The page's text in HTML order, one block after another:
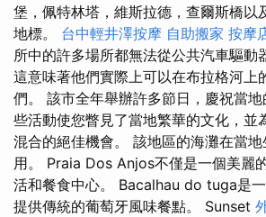
堡，佩特林塔，維斯拉德，查爾斯橋以
地標。 台中輕井澤按摩 自助搬家 按摩
所中的許多場所都無法從公共汽車驅動
這意味著他們實際上可以在布拉格河上
們。 該市全年舉辦許多節日，慶祝當
些活動使您瞥見了當地繁華的文化，並
混合的絕佳機會。 該地區的海灘在當
用。 Praia Dos Anjos不僅是一個美麗
活和餐食中心。 Bacalhau do tuga是一
提供傳統的葡萄牙風味餐點。 Sunset